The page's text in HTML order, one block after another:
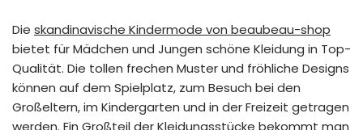
Die skandinavische Kindermode von beaubeau-shop
bietet für Mädchen und Jungen schöne Kleidung in Top-
Qualität. Die tollen frechen Muster und fröhliche Designs
können auf dem Spielplatz, zum Besuch bei den
Großeltern, im Kindergarten und in der Freizeit getragen
werden. Ein Großteil der Kleidungsstücke bekommt man